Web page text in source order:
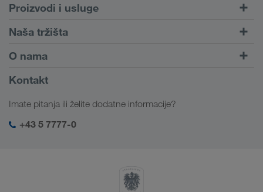
Proizvodi i usluge
Cestovni prijevoz
Portal za klijente CONNECT
Digitalna rješenja
Rješenja prema branši
Naša tržišta
Europa
Kavkaz
Srednja Azija
Bliski Istok
O nama
Informacije o poduzeću
Društvena odgovornost
SHEQ-menadžment
Kontakt
Imate pitanja ili želite dodatne informacije?
+43 5 7777-0